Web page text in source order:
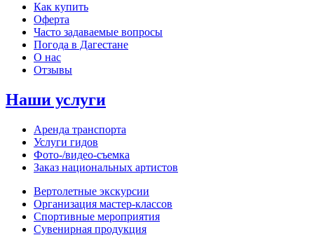
Как купить
Оферта
Часто задаваемые вопросы
Погода в Дагестане
О нас
Отзывы
Наши услуги
Аренда транспорта
Услуги гидов
Фото-/видео‑съемка
Заказ национальных артистов
Вертолетные экскурсии
Организация мастер‑классов
Спортивные мероприятия
Сувенирная продукция